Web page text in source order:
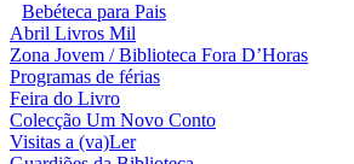
Bebéteca para Pais
Abril Livros Mil
Zona Jovem / Biblioteca Fora D’Horas
Programas de férias
Feira do Livro
Colecção Um Novo Conto
Visitas a (va)Ler